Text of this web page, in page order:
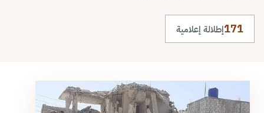
171إطلالة إعلامية